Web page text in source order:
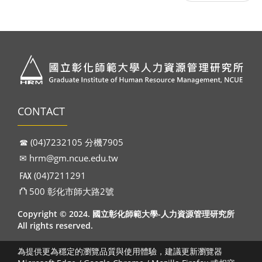
CONTACT
☎︎ (04)7232105 分機7905
✉︎ hrm@gm.ncue.edu.tw
℻ (04)7211291
⛫ 500 彰化市師大路2號
Copyright © 2024. 國立彰化師範大學-人力資源管理研究所
All rights reserved.
為提供更為穩定的瀏覽品質與使用體驗，建議更新瀏覽器